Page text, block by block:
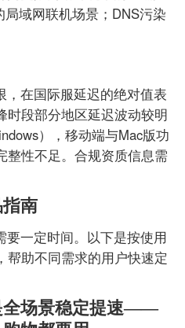
域网联机场景；DNS污染
，在国际服延迟的绝对值表
时段部分地区延迟波动较明
），移动端与Mac版功
整性不足。合规资质信息需
南
要一定时间。以下是按使用
帮助不同需求的用户快速定
全场景稳定提速——